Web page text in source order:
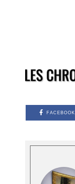
FACEBOOK